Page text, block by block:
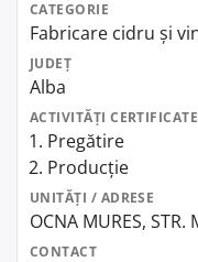
CATEGORIE
Fabricare cidru și
JUDEȚ
Alba
ACTIVITĂȚI
Pregătire
Producție
UNITĂȚI / ADRESE
OCNA MURES, STR.
CONTACT